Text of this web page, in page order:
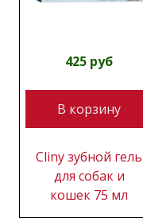
425 руб
В корзину
Cliny зубной гель
для собак и
кошек 75 мл